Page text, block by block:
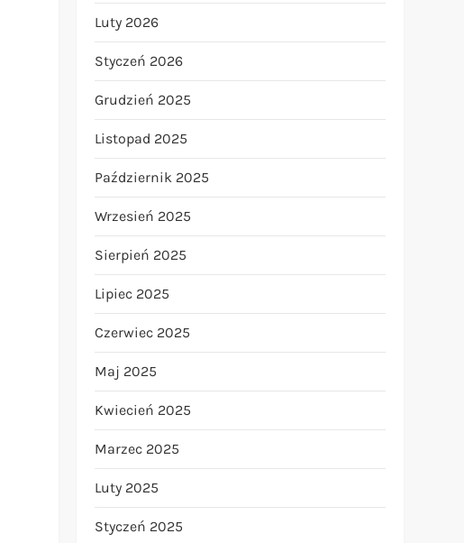
Luty 2026
Styczeń 2026
Grudzień 2025
Listopad 2025
Październik 2025
Wrzesień 2025
Sierpień 2025
Lipiec 2025
Czerwiec 2025
Maj 2025
Kwiecień 2025
Marzec 2025
Luty 2025
Styczeń 2025